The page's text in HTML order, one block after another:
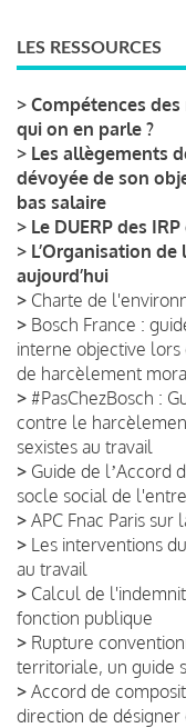
LES RESSOURCES
> Compétences
qui on en parle ?
> Les allègements
dévoyée de son
bas salaire
> Le DUERP des
> L’Organisation de
aujourd’hui
> Charte de
> Bosch France :
interne objective
de harcèlement
> #PasChezBosch :
contre le
sexistes au travail
> Guide de lʼAccord
socle social de
> APC Fnac Paris
> Les interventions
au travail
> Calcul de
fonction publique
> Rupture
territoriale, un guide
> Accord de
direction de